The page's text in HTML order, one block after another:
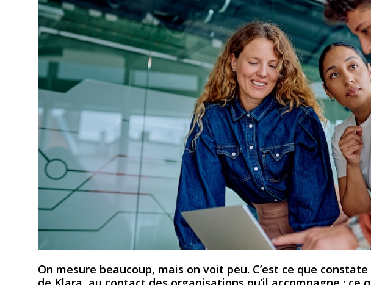
On mesure beaucoup, mais on voit peu. C’est ce que